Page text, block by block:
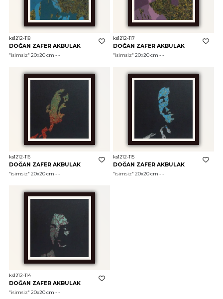
ks1212-118
DOĞAN ZAFER AKBULAK
"isimsiz"
ks1212-117
DOĞAN ZAFER AKBULAK
"isimsiz"
ks1212-116
DOĞAN ZAFER AKBULAK
"isimsiz"
ks1212-115
DOĞAN ZAFER AKBULAK
"isimsiz"
ks1212-114
DOĞAN ZAFER AKBULAK
"isimsiz"